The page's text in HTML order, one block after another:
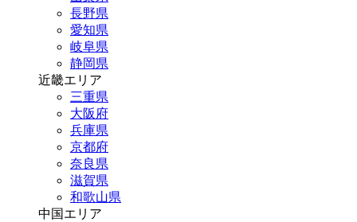
長野県
愛知県
岐阜県
静岡県
近畿エリア
三重県
大阪府
兵庫県
京都府
奈良県
滋賀県
和歌山県
中国エリア